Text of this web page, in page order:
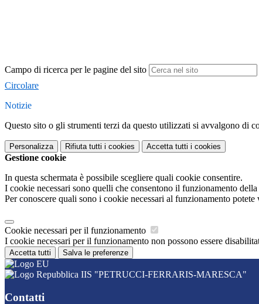
Campo di ricerca per le pagine del sito
Circolare
Notizie
Questo sito o gli strumenti terzi da questo utilizzati si avvalgono di
Personalizza Rifiuta tutti i cookies Accetta tutti i cookies
Gestione cookie
In questa schermata è possibile scegliere quali cookie consentire.
I cookie necessari sono quelli che consentono il funzionamento
Per conoscere quali sono i cookie necessari al funzionamento potete
Cookie necessari per il funzionamento
I cookie necessari per il funzionamento non possono essere
Accetta tutti Salva le preferenze
IIS "PETRUCCI-FERRARIS-MARESCA"
Contatti